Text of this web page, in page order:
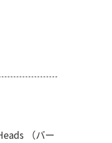
（バー